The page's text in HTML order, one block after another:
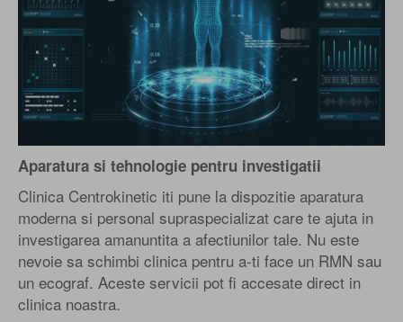
Aparatura si tehnologie pentru investigatii
Clinica Centrokinetic iti pune la dispozitie aparatura
moderna si personal supraspecializat care te ajuta in
investigarea amanuntita a afectiunilor tale. Nu este
nevoie sa schimbi clinica pentru a-ti face un RMN sau
un ecograf. Aceste servicii pot fi accesate direct in
clinica noastra.